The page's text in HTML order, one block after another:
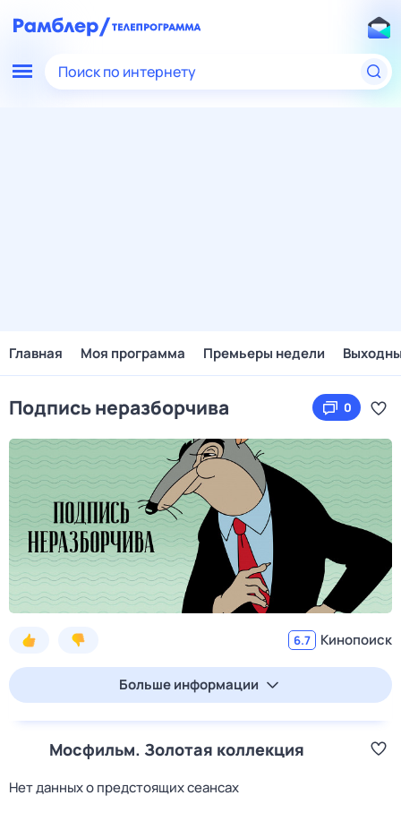
Поиск по интернету
Главная Моя программа Премьеры недели
Подпись неразборчива 0
6.7 Кинопоиск
Больше информации
Мосфильм. Золотая коллекция
Нет данных о предстоящих сеансах